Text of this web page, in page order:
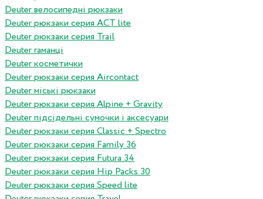
Deuter велосипедні рюкзаки
Deuter рюкзаки серия ACT lite
Deuter рюкзаки серия Trail
Deuter гаманці
Deuter косметички
Deuter рюкзаки серия Aircontact
Deuter міські рюкзаки
Deuter рюкзаки серия Alpine + Gravity
Deuter підсідельні сумочки і аксесуари
Deuter рюкзаки серия Classic + Spectro
Deuter рюкзаки серия Family 36
Deuter рюкзаки серия Futura 34
Deuter рюкзаки серия Hip Packs 30
Deuter рюкзаки серия Speed lite